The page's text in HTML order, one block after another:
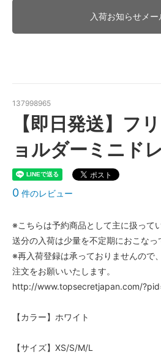
入荷お知らせメ
137998965
【即日発送】フ
ョルダーミニド
0 件のレビュー
※こちらは予約商品として主に扱って
送分の入荷は少量を不定期におこなっ
※再入荷登録は承っておりませんので
注文をお願いいたします。
http://www.topsecretjapan.com/
【カラー】ホワイト
【サイズ】XS/S/M/L